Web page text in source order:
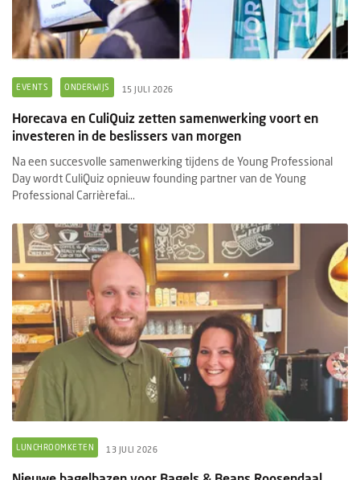
EVENTS ONDERWIJS 15 JULI 2026
Horecava en CuliQuiz zetten samenwerking voort en
investeren in de beslissers van morgen
Na een succesvolle samenwerking tijdens de Young Professional
Day wordt CuliQuiz opnieuw founding partner van de Young
Professional Carrièrefai...
LUNCHROOMKETEN 13 JULI 2026